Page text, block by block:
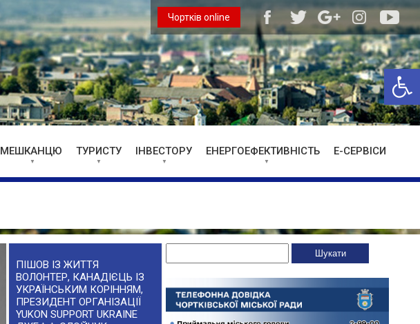
Чортків online
МЕШКАНЦЮ ТУРИСТУ ІНВЕСТОРУ ЕНЕРГОЕФЕКТИВНІСТЬ Е-СЕРВІСИ
ПІШОВ ІЗ ЖИТТЯ
ВОЛОНТЕР, КАНАДІЄЦЬ ІЗ
УКРАЇНСЬКИМ КОРІННЯМ,
ПРЕЗИДЕНТ ОРГАНІЗАЦІЇ
YUKON SUPPORT UKRAINE